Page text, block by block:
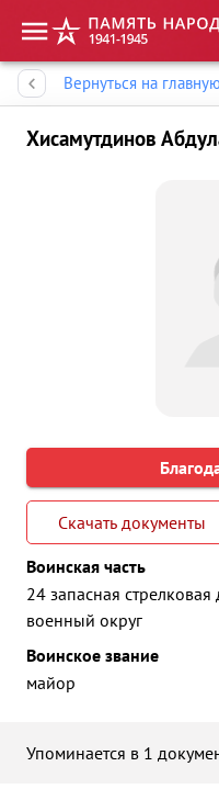
Вернуться на
Хисамутдинов
Скачать документы
Воинская часть
24 запасная
военный округ
Воинское звание
майор
Упоминается в 1
Память народа